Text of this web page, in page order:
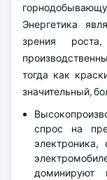
Энергетика
зрения
тогда как
значительный,
спрос на
электроника,
доминируют